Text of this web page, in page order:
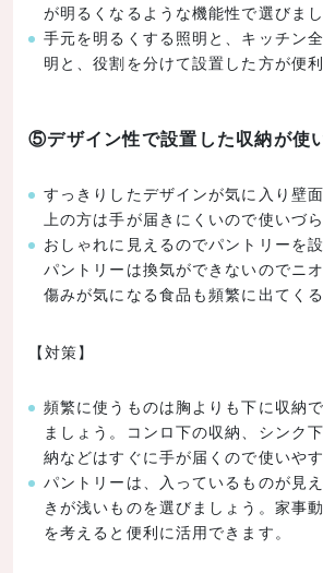
が明るくなるような機能性で選びまし
手元を明るくする照明と、キッチン
明と、役割を分けて設置した方が便利
⑤デザイン性で設置した収納が使
すっきりしたデザインが気に入り壁
上の方は手が届きにくいので使いづら
おしゃれに見えるのでパントリーを
パントリーは換気ができないのでニ
傷みが気になる食品も頻繁に出てくる
【対策】
頻繁に使うものは胸よりも下に収納
ましょう。コンロ下の収納、シンク
納などはすぐに手が届くので使いやす
パントリーは、入っているものが見
きが浅いものを選びましょう。家事
を考えると便利に活用できます。